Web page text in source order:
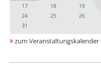
17
18 19
24
25 26
31
zum Veranstaltungskalender